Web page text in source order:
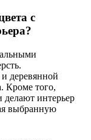
с
деревянной
Кроме того,
делают интерьер
выбранную